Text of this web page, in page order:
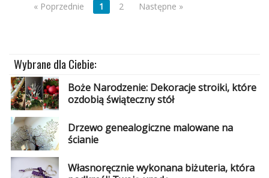
« Poprzednie 1 2 Następne »
Wybrane dla Ciebie:
Boże Narodzenie: Dekoracje stroiki, które
ozdobią świąteczny stół
Drzewo genealogiczne malowane na
ścianie
Własnoręcznie wykonana biżuteria, która